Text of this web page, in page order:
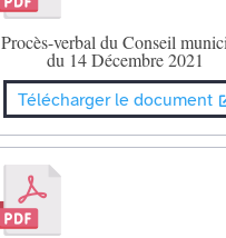
Procès-verbal du Conseil
du 14 Décembre 2021
Télécharger le document